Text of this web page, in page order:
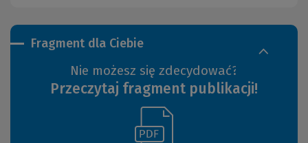
Fragment dla Ciebie
Nie możesz się zdecydować?
Przeczytaj fragment publikacji!
(Nowe